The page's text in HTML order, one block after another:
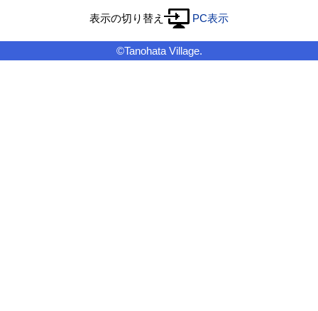
表示の切り替え PC表示
©Tanohata Village.